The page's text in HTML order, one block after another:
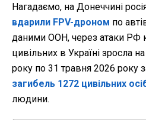
Нагадаємо, на Донеччині
вдарили FPV-дроном по
даними ООН, через атаки РФ
цивільних в Україні зросла
року по 31 травня 2026 року
загибель 1272 цивільних
людини.